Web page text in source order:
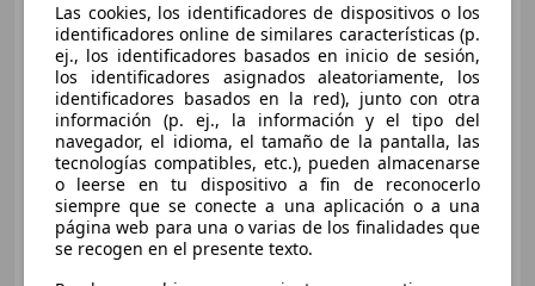
€ 7.489
Sin
Las cookies, los identificadores de dispositivos o los
identificadores online de similares características (p.
ej., los identificadores basados en inicio de sesión,
los identificadores asignados aleatoriamente, los
identificadores basados en la red), junto con otra
información (p. ej., la información y el tipo del
navegador, el idioma, el tamaño de la pantalla, las
tecnologías compatibles, etc.), pueden almacenarse
o leerse en tu dispositivo a fin de reconocerlo
siempre que se conecte a una aplicación o a una
página web para una o varias de los finalidades que
se recogen en el presente texto.